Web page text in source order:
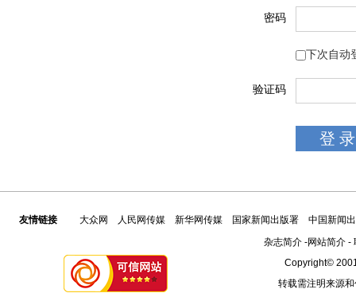
密码
下次自动
验证码
友情链接 大众网 人民网传媒 新华网传媒 国家新闻出版署
中国新闻
杂志简介 -网站简介 -
Copyright©
转载需注明来源